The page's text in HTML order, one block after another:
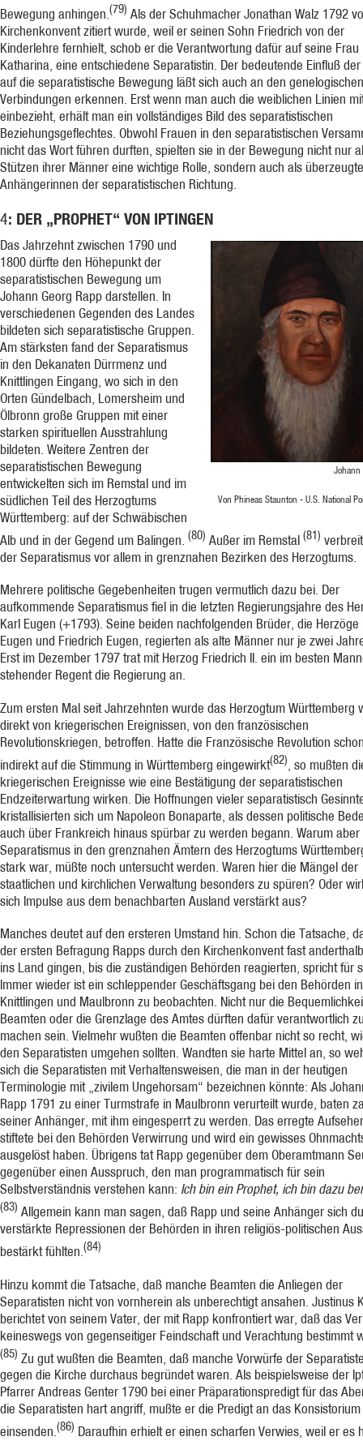
Bewegung anhingen. (79) Als der Schuhmacher Jonathan Walz 1792
Kirchenkonvent zitiert wurde, weil er seinen Sohn Friedrich von der
Kinderlehre fernhielt, schob er die Verantwortung dafür auf seine Frau
Katharina, eine entschiedene Separatistin. Der bedeutende Einfluß
auf die separatistische Bewegung läßt sich auch an den genelogischen
Verbindungen erkennen. Erst wenn man auch die weiblichen Linien
einbezieht, erhält man ein vollständiges Bild des separatistischen
Beziehungsgeflechtes. Obwohl Frauen in den separatistischen
nicht das Wort führen durften, spielten sie in der Bewegung nicht nur
Stützen ihrer Männer eine wichtige Rolle, sondern auch als überzeugte
Anhängerinnen der separatistischen Richtung.
4: DER „PROPHET“ VON IPTINGEN
Johann
Von Phineas Staunton - U.S. National
Das Jahrzehnt zwischen 1790 und
1800 dürfte den Höhepunkt der
separatistischen Bewegung um
Johann Georg Rapp darstellen. In
verschiedenen Gegenden des Landes
bildeten sich separatistische Gruppen.
Am stärksten fand der Separatismus
in den Dekanaten Dürrmenz und
Knittlingen Eingang, wo sich in den
Orten Gündelbach, Lomersheim und
Ölbronn große Gruppen mit einer
starken spirituellen Ausstrahlung
bildeten. Weitere Zentren der
separatistischen Bewegung
entwickelten sich im Remstal und im
südlichen Teil des Herzogtums
Württemberg: auf der Schwäbischen
Alb und in der Gegend um Balingen. (80) Außer im Remstal (81)
der Separatismus vor allem in grenznahen Bezirken des Herzogtums.
Mehrere politische Gegebenheiten trugen vermutlich dazu bei. Der
aufkommende Separatismus fiel in die letzten Regierungsjahre des
Karl Eugen (+1793). Seine beiden nachfolgenden Brüder, die
Eugen und Friedrich Eugen, regierten als alte Männer nur je zwei
Erst im Dezember 1797 trat mit Herzog Friedrich II. ein im besten
stehender Regent die Regierung an.
Zum ersten Mal seit Jahrzehnten wurde das Herzogtum Württemberg
direkt von kriegerischen Ereignissen, von den französischen
Revolutionskriegen, betroffen. Hatte die Französische Revolution
indirekt auf die Stimmung in Württemberg eingewirkt(82) , so mußten
kriegerischen Ereignisse wie eine Bestätigung der separatistischen
Endzeiterwartung wirken. Die Hoffnungen vieler separatistisch
kristallisierten sich um Napoleon Bonaparte, als dessen politische
auch über Frankreich hinaus spürbar zu werden begann. Warum aber
Separatismus in den grenznahen Ämtern des Herzogtums
stark war, müßte noch untersucht werden. Waren hier die Mängel der
staatlichen und kirchlichen Verwaltung besonders zu spüren? Oder
sich Impulse aus dem benachbarten Ausland verstärkt aus?
Manches deutet auf den ersteren Umstand hin. Schon die Tatsache,
der ersten Befragung Rapps durch den Kirchenkonvent fast
ins Land gingen, bis die zuständigen Behörden reagierten, spricht für
Immer wieder ist ein schleppender Geschäftsgang bei den Behörden in
Knittlingen und Maulbronn zu beobachten. Nicht nur die
Beamten oder die Grenzlage des Amtes dürften dafür verantwortlich
machen sein. Vielmehr wußten die Beamten offenbar nicht so recht,
den Separatisten umgehen sollten. Wandten sie harte Mittel an, so
sich die Separatisten mit Verhaltensweisen, die man in der heutigen
Terminologie mit „zivilem Ungehorsam“ bezeichnen könnte: Als
Rapp 1791 zu einer Turmstrafe in Maulbronn verurteilt wurde, baten
seiner Anhänger, mit ihm eingesperrt zu werden. Das erregte
stiftete bei den Behörden Verwirrung und wird ein gewisses
ausgelöst haben. Übrigens tat Rapp gegenüber dem Oberamtmann
gegenüber einen Ausspruch, den man programmatisch für sein
Selbstverständnis verstehen kann: Ich bin ein Prophet, ich bin dazu
(83) Allgemein kann man sagen, daß Rapp und seine Anhänger sich
verstärkte Repressionen der Behörden in ihren religiös-politischen
bestärkt fühlten. (84)
Hinzu kommt die Tatsache, daß manche Beamten die Anliegen der
Separatisten nicht von vornherein als unberechtigt ansahen. Justinus
berichtet von seinem Vater, der mit Rapp konfrontiert war, daß das
keineswegs von gegenseitiger Feindschaft und Verachtung bestimmt
(85) Zu gut wußten die Beamten, daß manche Vorwürfe der
gegen die Kirche durchaus begründet waren. Als beispielsweise der
Pfarrer Andreas Genter 1790 bei einer Präparationspredigt für das
die Separatisten hart angriff, mußte er die Predigt an das Konsistorium
einsenden.(86) Daraufhin erhielt er einen scharfen Verwies, weil er es